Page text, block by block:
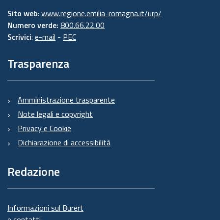
Sito web: www.regione.emilia-romagna.it/urp/
Numero verde: 800.66.22.00
Scrivici: e-mail - PEC
Trasparenza
Amministrazione trasparente
Note legali e copyright
Privacy e Cookie
Dichiarazione di accessibilità
Redazione
Informazioni sul Burert